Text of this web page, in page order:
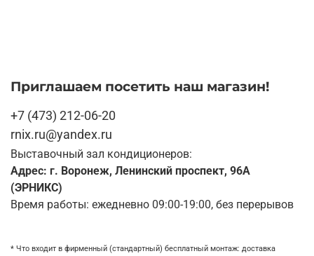
Приглашаем посетить наш магазин!
+7 (473) 212-06-20
rnix.ru@yandex.ru
Выставочный зал кондиционеров:
Адрес: г. Воронеж, Ленинский проспект, 96А
(ЭРНИКС)
Время работы: ежедневно 09:00-19:00, без перерывов
* Что входит в фирменный (стандартный) бесплатный монтаж: доставка